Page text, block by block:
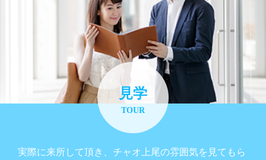
見学
TOUR
実際に来所して頂き、チャオ上尾の雰囲気を見てもら